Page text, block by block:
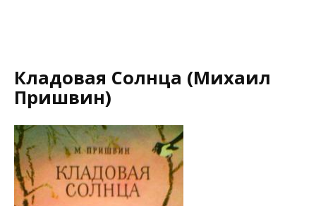
Кладовая Солнца (Михаил
Пришвин)